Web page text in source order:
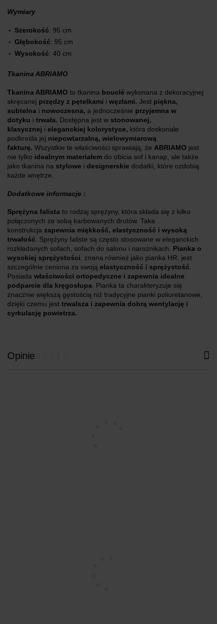
Wymiary
Szerokość: 95 cm
Głębokość: 95 cm
Wysokość: 40 cm
Tkanina ABRIAMO
Tkanina ABRIAMO to tkanina bouclé wykonana z dekoracyjnej
skręcanej przędzy z pętelkami i węzłami. Jest piękna,
subtelna i nowoczesna, a jednocześnie przyjemna w
dotyku i trwała. Dostępna jest w stonowanej,
klasycznej i eleganckiej kolorystyce, która doskonale
podkreśla jej niepowtarzalną, wielowymiarową
fakturę. Wszystkie te właściwości sprawiają, że ABRIAMO jest
nie tylko idealnym materiałem do obicia sof i kanap, ale także
jako tkanina na stylowe i designerskie dodatki, które ozdobią
każde wnętrze.
Dodatkowe informacje :
Sprężyna falista to rodzaj sprężyny, która składa się z kilku
połączonych ze sobą karbowanych drutów. Taka
konstrukcja zapewnia miękkość, elastyczność i wysoką
trwałość . Sprężyny faliste są często stosowane w eleganckich
rozkładanych sofach, sofach do salonu i narożnikach. Pianka o
wysokiej sprężystości , znana również jako pianka HR, jest
szczególnie ceniona za swoją elastyczność i sprężystość
Posiada właściwości ortopedyczne i zapewnia idealne
podparcie dla kręgosłupa . Pianka ta charakteryzuje się
znacznie większą gęstością niż tradycyjne pianki poliuretanowe,
dzięki czemu jest trwalsza i zapewnia dobrą wentylację i
cyrkulację powietrza.
Opinie